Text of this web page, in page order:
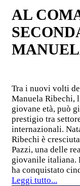
AL
Tra i nuovi volti
Manuela Ribechi,
giovane età, può
prestigio tra
internazionali.
Ribechi è
Pazzi, una delle
giovanile italiana.
ha conquistato
Leggi tutto...